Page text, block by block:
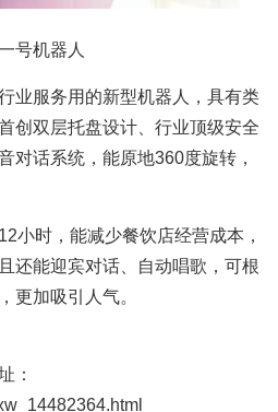
号机器人
业服务用的新型机器人，具有类
创双层托盘设计、行业顶级安全
对话系统，能原地360度旋转，
小时，能减少餐饮店经营成本，
还能迎宾对话、自动唱歌，可根
更加吸引人气。
：